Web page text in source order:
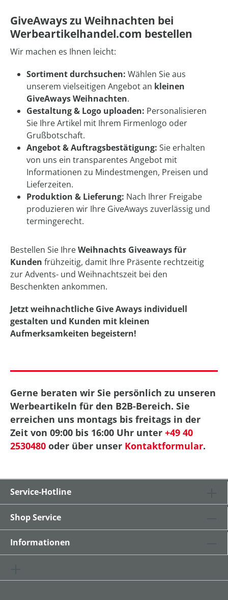
GiveAways zu Weihnachten bei
Werbeartikelhandel.com bestellen
Wir machen es Ihnen leicht:
Sortiment durchsuchen: Wählen Sie aus
unserem vielseitigen Angebot an kleinen
GiveAways Weihnachten.
Gestaltung & Logo uploaden: Personalisieren
Sie Ihre Artikel mit Ihrem Firmenlogo oder
Grußbotschaft.
Angebot & Auftragsbestätigung: Sie erhalten
von uns ein transparentes Angebot mit
Informationen zu Mindestmengen, Preisen und
Lieferzeiten.
Produktion & Lieferung: Nach Ihrer Freigabe
produzieren wir Ihre GiveAways zuverlässig und
termingerecht.
Bestellen Sie IhreWeihnachts Giveaways für
Kunden frühzeitig, damit Ihre Präsente rechtzeitig
zur Advents- und Weihnachtszeit bei den
Beschenkten ankommen.
Jetzt weihnachtliche Give Aways individuell
gestalten und Kunden mit kleinen
Aufmerksamkeiten begeistern!
Gerne beraten wir Sie persönlich zu unseren
Werbeartikeln für den B2B-Bereich. Sie
erreichen uns montags bis freitags in der
Zeit von 09:00 bis 16:00 Uhr unter +49 40
2530480 oder über unser Kontaktformular.
Service-Hotline
Shop Service
Informationen